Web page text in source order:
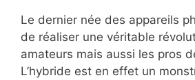
Le dernier née des appareils
de réaliser une véritable
amateurs mais aussi les pros
L’hybride est en effet un